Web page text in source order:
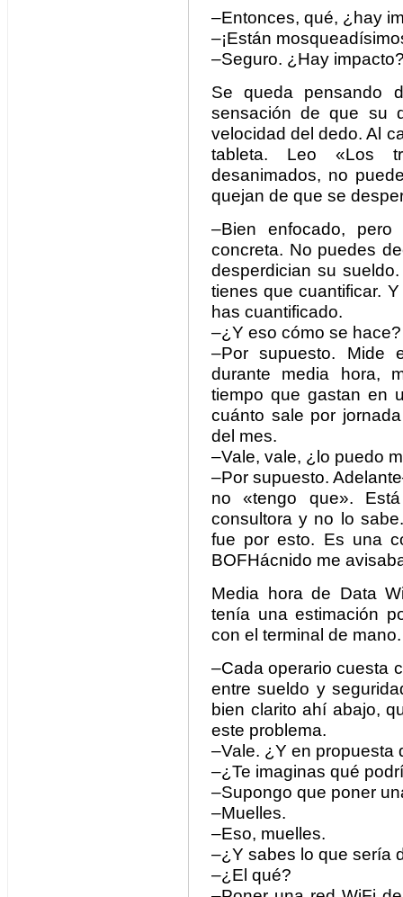
–Entonces, qué, ¿hay
–¡Están
–Seguro. ¿Hay
Se queda pensando
sensación de que su
velocidad del dedo. Al
tableta. Leo «Los
desanimados, no
quejan de que se
–Bien enfocado,
concreta. No puedes
desperdician su
tienes que cuantificar.
has cuantificado.
–¿Y eso cómo se
–Por supuesto. Mide
durante media hora,
tiempo que gastan en
cuánto sale por
del mes.
–Vale, vale, ¿lo puedo
–Por supuesto.
no «tengo que».
consultora y no lo
fue por esto. Es una
BOFHácnido me
Media hora de Data
tenía una estimación
con el terminal de mano.
–Cada operario cuesta
entre sueldo y
bien clarito ahí abajo,
este problema.
–Vale. ¿Y en propuesta
–¿Te imaginas qué
–Supongo que poner
–Muelles.
–Eso, muelles.
–¿Y sabes lo que sería
–¿El qué?